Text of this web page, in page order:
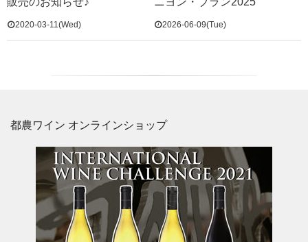
2020-03-11(Wed) 2026-06-09(Tue)
都農ワイン オンラインショップ